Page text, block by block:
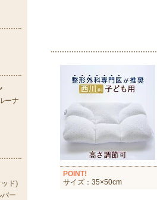
POINT!
サイズ：35×50cm